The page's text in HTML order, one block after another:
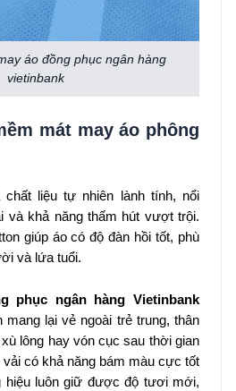
áo đồng phục ngân hàng
vietinbank
mát may áo phông
chất liệu tự nhiên lành tính, nổi
và khả năng thấm hút vượt trội.
giúp áo có độ đàn hồi tốt, phù
và lứa tuổi.
phục ngân hàng Vietinbank
lại vẻ ngoài trẻ trung, thân
lông hay vón cục sau thời gian
có khả năng bám màu cực tốt
hiệu luôn giữ được độ tươi mới,